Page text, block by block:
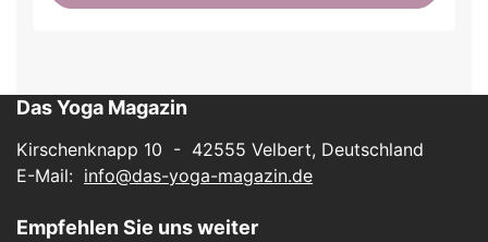
Das Yoga Magazin
Kirschenknapp 10 - 42555 Velbert, Deutschland
E-Mail: info@das-yoga-magazin.de
Empfehlen Sie uns weiter